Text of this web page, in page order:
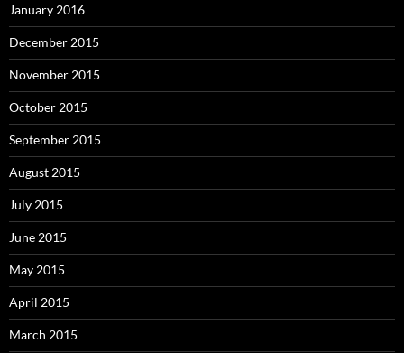
January 2016
December 2015
November 2015
October 2015
September 2015
August 2015
July 2015
June 2015
May 2015
April 2015
March 2015